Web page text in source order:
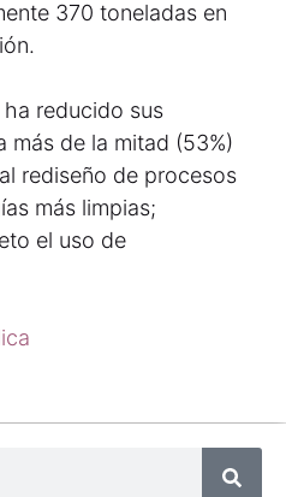
370 toneladas en
reducido sus
más de la mitad (53%)
rediseño de procesos
más limpias;
el uso de